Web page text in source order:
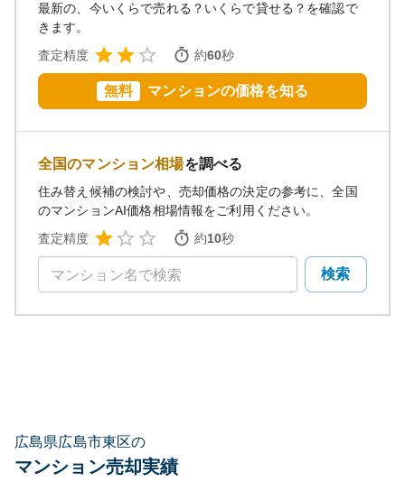
最新の、今いくらで売れる？いくらで貸せる？を確認で
きます。
査定精度
約60秒
無料 マンションの価格を知る
全国のマンション相場を調べる
住み替え候補の検討や、売却価格の決定の参考に、全国
のマンションAI価格相場情報をご利用ください。
査定精度
約10秒
検索
広島県広島市東区の
マンション売却実績